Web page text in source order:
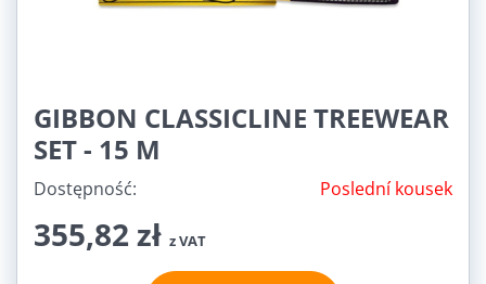
GIBBON CLASSICLINE TREEWEAR
SET - 15 M
Dostępność: Poslední kousek
355,82 zł z VAT